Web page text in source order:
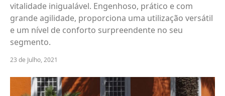
vitalidade inigualável. Engenhoso, prático e com
grande agilidade, proporciona uma utilização versátil
e um nível de conforto surpreendente no seu
segmento.
23 de Julho, 2021